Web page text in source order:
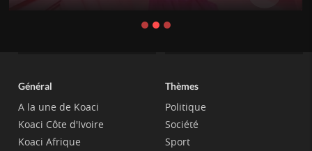
Général
A la une de Koaci
Koaci Côte d'Ivoire
Koaci Afrique
Thèmes
Politique
Société
Sport